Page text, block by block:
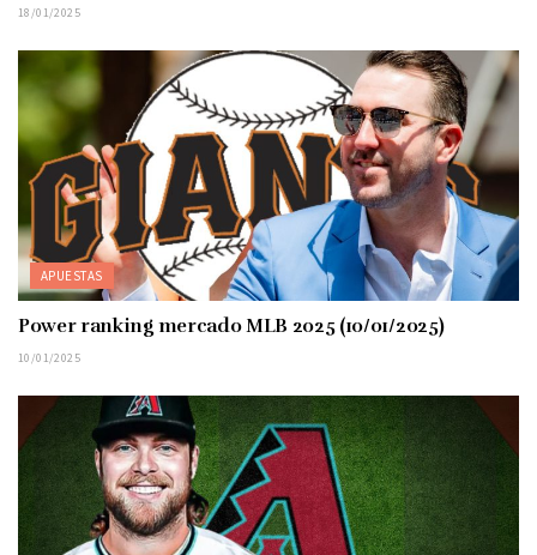
18/01/2025
APUESTAS
Power ranking mercado MLB 2025 (10/01/2025)
10/01/2025